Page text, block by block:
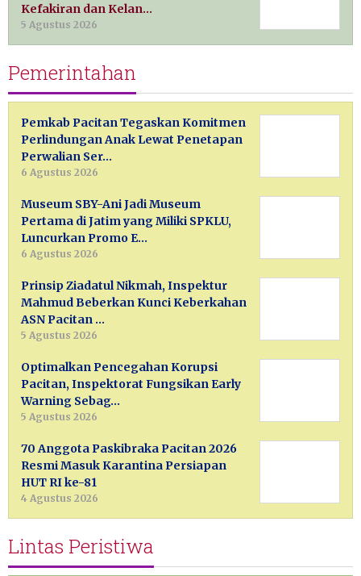
Kefakiran dan Kelan…
5 Agustus 2026
Pemerintahan
Pemkab Pacitan Tegaskan Komitmen
Perlindungan Anak Lewat Penetapan
Perwalian Ser…
6 Agustus 2026
Museum SBY-Ani Jadi Museum
Pertama di Jatim yang Miliki SPKLU,
Luncurkan Promo E…
6 Agustus 2026
Prinsip Ziadatul Nikmah, Inspektur
Mahmud Beberkan Kunci Keberkahan
ASN Pacitan …
5 Agustus 2026
Optimalkan Pencegahan Korupsi
Pacitan, Inspektorat Fungsikan Early
Warning Sebag…
5 Agustus 2026
70 Anggota Paskibraka Pacitan 2026
Resmi Masuk Karantina Persiapan
HUT RI ke-81
4 Agustus 2026
Lintas Peristiwa